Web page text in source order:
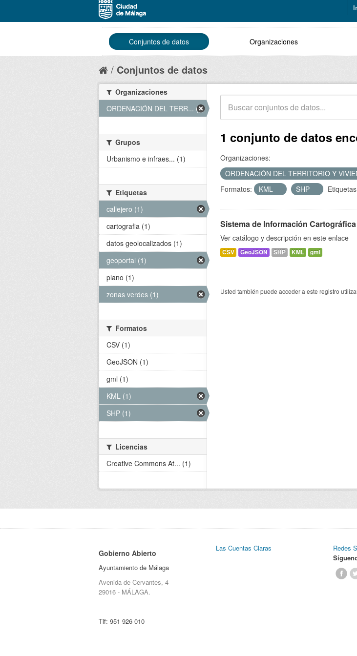
Conjuntos de datos Organizaciones
Conjuntos de datos
1 conjunto de datos
Organizaciones:
ORDENACIÓN DEL TERRITORIO Y
Formatos:
KML SHP
Sistema de Información
Ver catálogo y descripción en este enlace
CSV GeoJSON SHP KML gml
Usted también puede acceder a este registro
Organizaciones
ORDENACIÓN DEL TERR... (1)
Grupos
Urbanismo e infraes... (1)
Etiquetas
callejero (1)
cartografia (1)
datos geolocalizados (1)
geoportal (1)
plano (1)
zonas verdes (1)
Formatos
CSV (1)
GeoJSON (1)
gml (1)
KML (1)
SHP (1)
Licencias
Creative Commons At... (1)
Gobierno Abierto
Ayuntamiento de Málaga
Avenida de Cervantes, 4
29016 - MÁLAGA.
Tlf: 951 926 010
Las Cuentas Claras
Redes